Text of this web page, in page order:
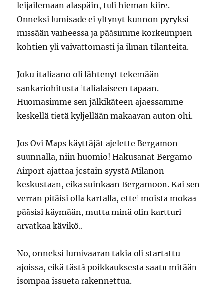
leijailemaan alaspäin, tuli hieman kiire.
Onneksi lumisade ei yltynyt kunnon pyryksi
missään vaiheessa ja pääsimme korkeimpien
kohtien yli vaivattomasti ja ilman tilanteita.
Joku italiaano oli lähtenyt tekemään
sankariohitusta italialaiseen tapaan.
Huomasimme sen jälkikäteen ajaessamme
keskellä tietä kyljellään makaavan auton ohi.
Jos Ovi Maps käyttäjät ajelette Bergamon
suunnalla, niin huomio! Hakusanat Bergamo
Airport ajattaa jostain syystä Milanon
keskustaan, eikä suinkaan Bergamoon. Kai sen
verran pitäisi olla kartalla, ettei moista mokaa
pääsisi käymään, mutta minä olin kartturi –
arvatkaa kävikö..
No, onneksi lumivaaran takia oli startattu
ajoissa, eikä tästä poikkauksesta saatu mitään
isompaa issueta rakennettua.